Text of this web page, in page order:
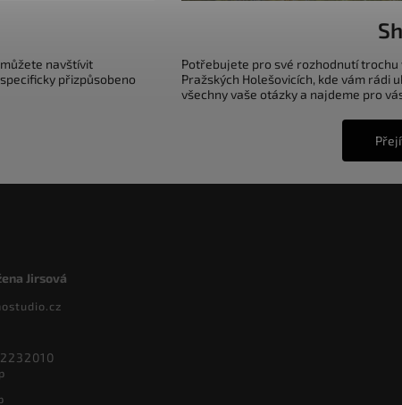
navštívit
přizpůsobeno
Potřebujete pro své rozhodnutí
Pražských Holešovicích, kde vám rádi
všechny vaše otázky a najdeme pro
Jirsová